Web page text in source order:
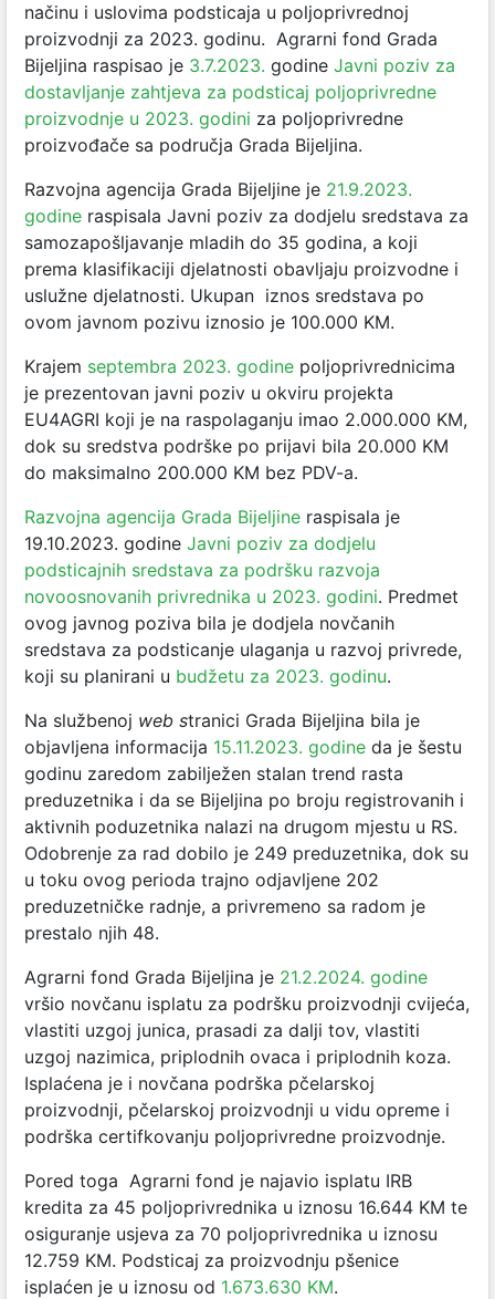
načinu i uslovima podsticaja u poljoprivrednoj
proizvodnji za 2023. godinu. Agrarni fond Grada
Bijeljina raspisao je 3.7.2023. godine Javni poziv za
dostavljanje zahtjeva za podsticaj poljoprivredne
proizvodnje u 2023. godini za poljoprivredne
proizvođače sa područja Grada Bijeljina.
Razvojna agencija Grada Bijeljine je 21.9.2023.
godine raspisala Javni poziv za dodjelu sredstava za
samozapošljavanje mladih do 35 godina, a koji
prema klasifikaciji djelatnosti obavljaju proizvodne i
uslužne djelatnosti. Ukupan iznos sredstava po
ovom javnom pozivu iznosio je 100.000 KM.
Krajem septembra 2023. godine poljoprivrednicima
je prezentovan javni poziv u okviru projekta
EU4AGRI koji je na raspolaganju imao 2.000.000 KM,
dok su sredstva podrške po prijavi bila 20.000 KM
do maksimalno 200.000 KM bez PDV-a.
Razvojna agencija Grada Bijeljine raspisala je
19.10.2023. godine Javni poziv za dodjelu
podsticajnih sredstava za podršku razvoja
novoosnovanih privrednika u 2023. godini. Predmet
ovog javnog poziva bila je dodjela novčanih
sredstava za podsticanje ulaganja u razvoj privrede,
koji su planirani u budžetu za 2023. godinu.
Na službenoj web stranici Grada Bijeljina bila je
objavljena informacija 15.11.2023. godine da je šestu
godinu zaredom zabilježen stalan trend rasta
preduzetnika i da se Bijeljina po broju registrovanih i
aktivnih poduzetnika nalazi na drugom mjestu u RS.
Odobrenje za rad dobilo je 249 preduzetnika, dok su
u toku ovog perioda trajno odjavljene 202
preduzetničke radnje, a privremeno sa radom je
prestalo njih 48.
Agrarni fond Grada Bijeljina je 21.2.2024. godine
vršio novčanu isplatu za podršku proizvodnji cvijeća,
vlastiti uzgoj junica, prasadi za dalji tov, vlastiti
uzgoj nazimica, priplodnih ovaca i priplodnih koza.
Isplaćena je i novčana podrška pčelarskoj
proizvodnji, pčelarskoj proizvodnji u vidu opreme i
podrška certifkovanju poljoprivredne proizvodnje.
Pored toga Agrarni fond je najavio isplatu IRB
kredita za 45 poljoprivrednika u iznosu 16.644 KM te
osiguranje usjeva za 70 poljoprivrednika u iznosu
12.759 KM. Podsticaj za proizvodnju pšenice
isplaćen je u iznosu od 1.673.630 KM.